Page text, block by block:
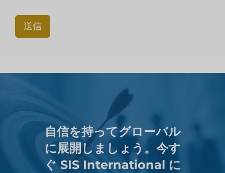
送信
自信を持ってグローバル
に展開しましょう。今す
ぐ SIS International に